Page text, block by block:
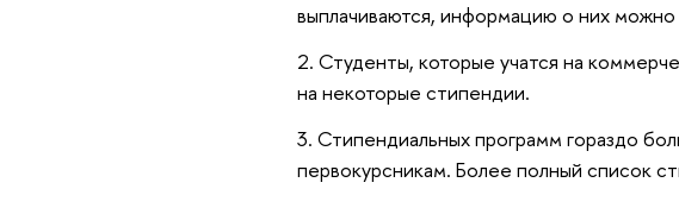
выплачиваются, информацию о них можно
Студенты, которые учатся на
на некоторые стипендии.
Стипендиальных программ гораздо
первокурсникам. Более полный список